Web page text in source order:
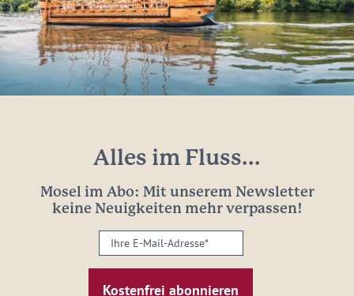
Alles im Fluss...
Mosel im Abo: Mit unserem Newsletter
keine Neuigkeiten mehr verpassen!
Ihre
E-
Mail-
Adresse: